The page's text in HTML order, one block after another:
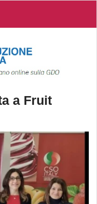
a Fruit